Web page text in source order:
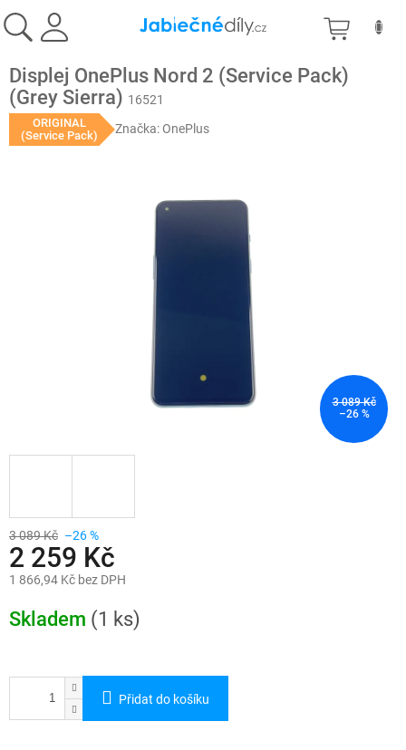
na
obsah
Displej OnePlus Nord 2 (Service Pack)
(Grey Sierra) 16521
ORIGINAL
(Service Pack)
Značka: OnePlus
3 089 Kč
–26 %
3 089 Kč –26 %
2 259 Kč
1 866,94 Kč bez DPH
cena:
Skladem (1 ks)
Přidat do košíku